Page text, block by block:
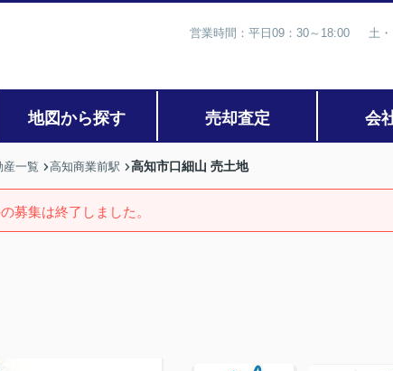
営業時間：平日09：30～18:00 土
地図から探す 売却査定 会
産一覧 高知商業前駅 高知市口細山 売土地
募集は終了しました。